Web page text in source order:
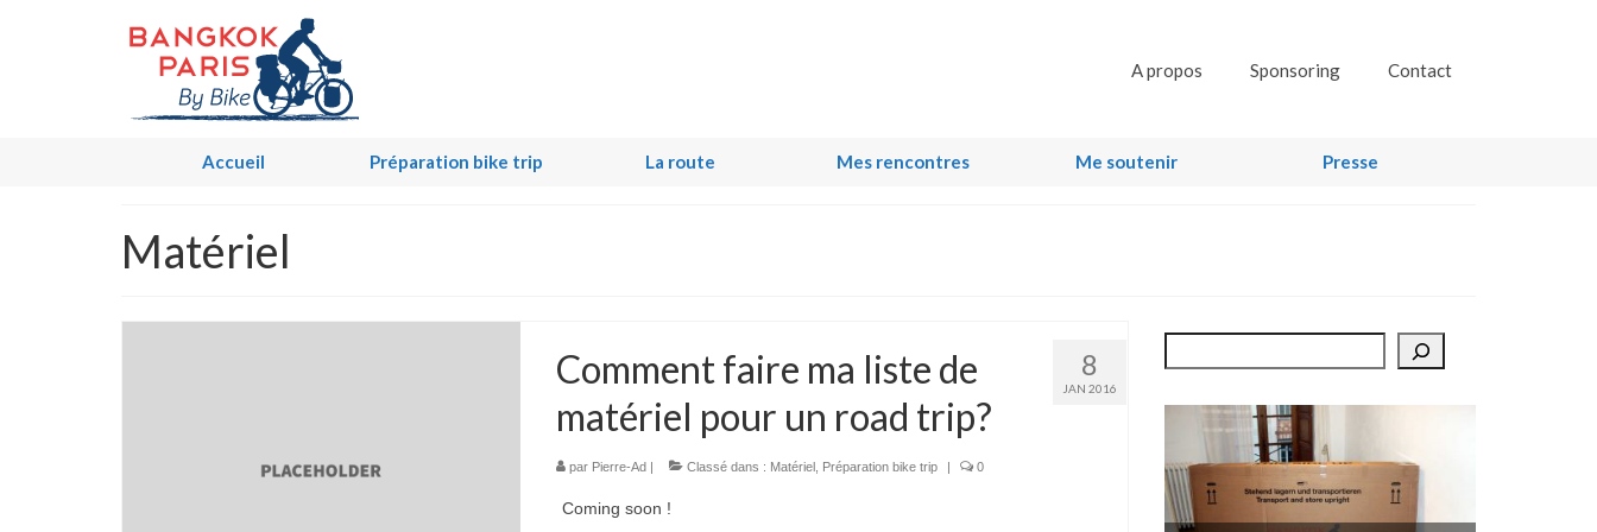
A propos Sponsoring Contact
Accueil Préparation bike trip La route Mes rencontres Me soutenir Presse
Matériel
8
JAN 2016
Comment faire ma liste de
matériel pour un road trip?
par Pierre-Ad| Classé dans : Matériel, Préparation bike trip | 0
Coming soon !